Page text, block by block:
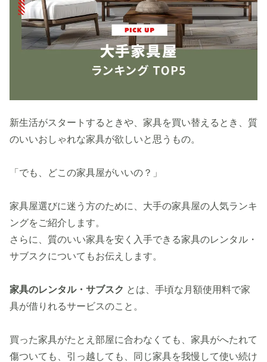
新生活がスタートするときや、家具を買い替えるとき、質
のいいおしゃれな家具が欲しいと思うもの。
「でも、どこの家具屋がいいの？」
家具屋選びに迷う方のために、大手の家具屋の人気ランキ
ングをご紹介します。
さらに、質のいい家具を安く入手できる家具のレンタル・
サブスクについてもお伝えします。
家具のレンタル・サブスク とは、手頃な月額使用料で家
具が借りれるサービスのこと。
買った家具がたとえ部屋に合わなくても、家具がへたれて
傷ついても、引っ越しても、同じ家具を我慢して使い続け